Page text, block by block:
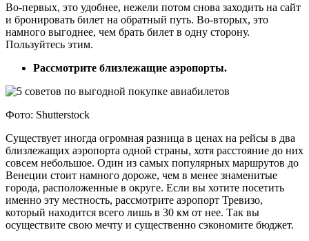
Во-первых, это удобнее, нежели потом снова заходить на сайт
и бронировать билет на обратный путь. Во-вторых, это
намного выгоднее, чем брать билет в одну сторону.
Пользуйтесь этим.
Рассмотрите близлежащие аэропорты.
Фото: Shutterstock
Существует иногда огромная разница в ценах на рейсы в два
близлежащих аэропорта одной страны, хотя расстояние до них
совсем небольшое. Один из самых популярных маршрутов до
Венеции стоит намного дороже, чем в менее знаменитые
города, расположенные в округе. Если вы хотите посетить
именно эту местность, рассмотрите аэропорт Тревизо,
который находится всего лишь в 30 км от нее. Так вы
осуществите свою мечту и существенно сэкономите бюджет.